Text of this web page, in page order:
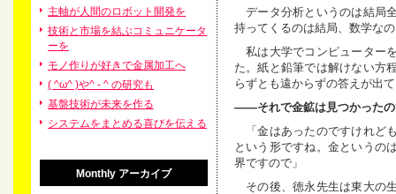
主軸が人間のロボット開発を
技術と市場を結ぶコミュニケータ
ーを
モノ作りが好きで金属加工へ
( ^ω^ )や^ - ^ の研究も
基盤技術が未来を作る
システムをまとめる喜びを伝える
Monthly アーカイブ
データ分析というのは結局
持ってくるのは結局、数学な
私は大学でコンピューター
た。紙と鉛筆では解けない方
らずとも遠からずの答えが出
――それで金鉱は見つかったの
「金はあったのですけれど
という形ですね。金というの
界ですので」
その後、徳永先生は東大の